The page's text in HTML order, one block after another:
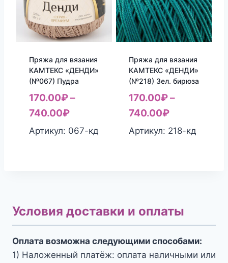
Пряжа для вязания
КАМТЕКС «ДЕНДИ»
(№067) Пудра
170.00₽–
740.00₽
Артикул: 067-кд
Пряжа для вязания
КАМТЕКС «ДЕНДИ»
(№218) Зел. бирюза
170.00₽–
740.00₽
Артикул: 218-кд
Условия доставки и оплаты
Оплата возможна следующими способами:
1) Наложенный платёж: оплата наличными или